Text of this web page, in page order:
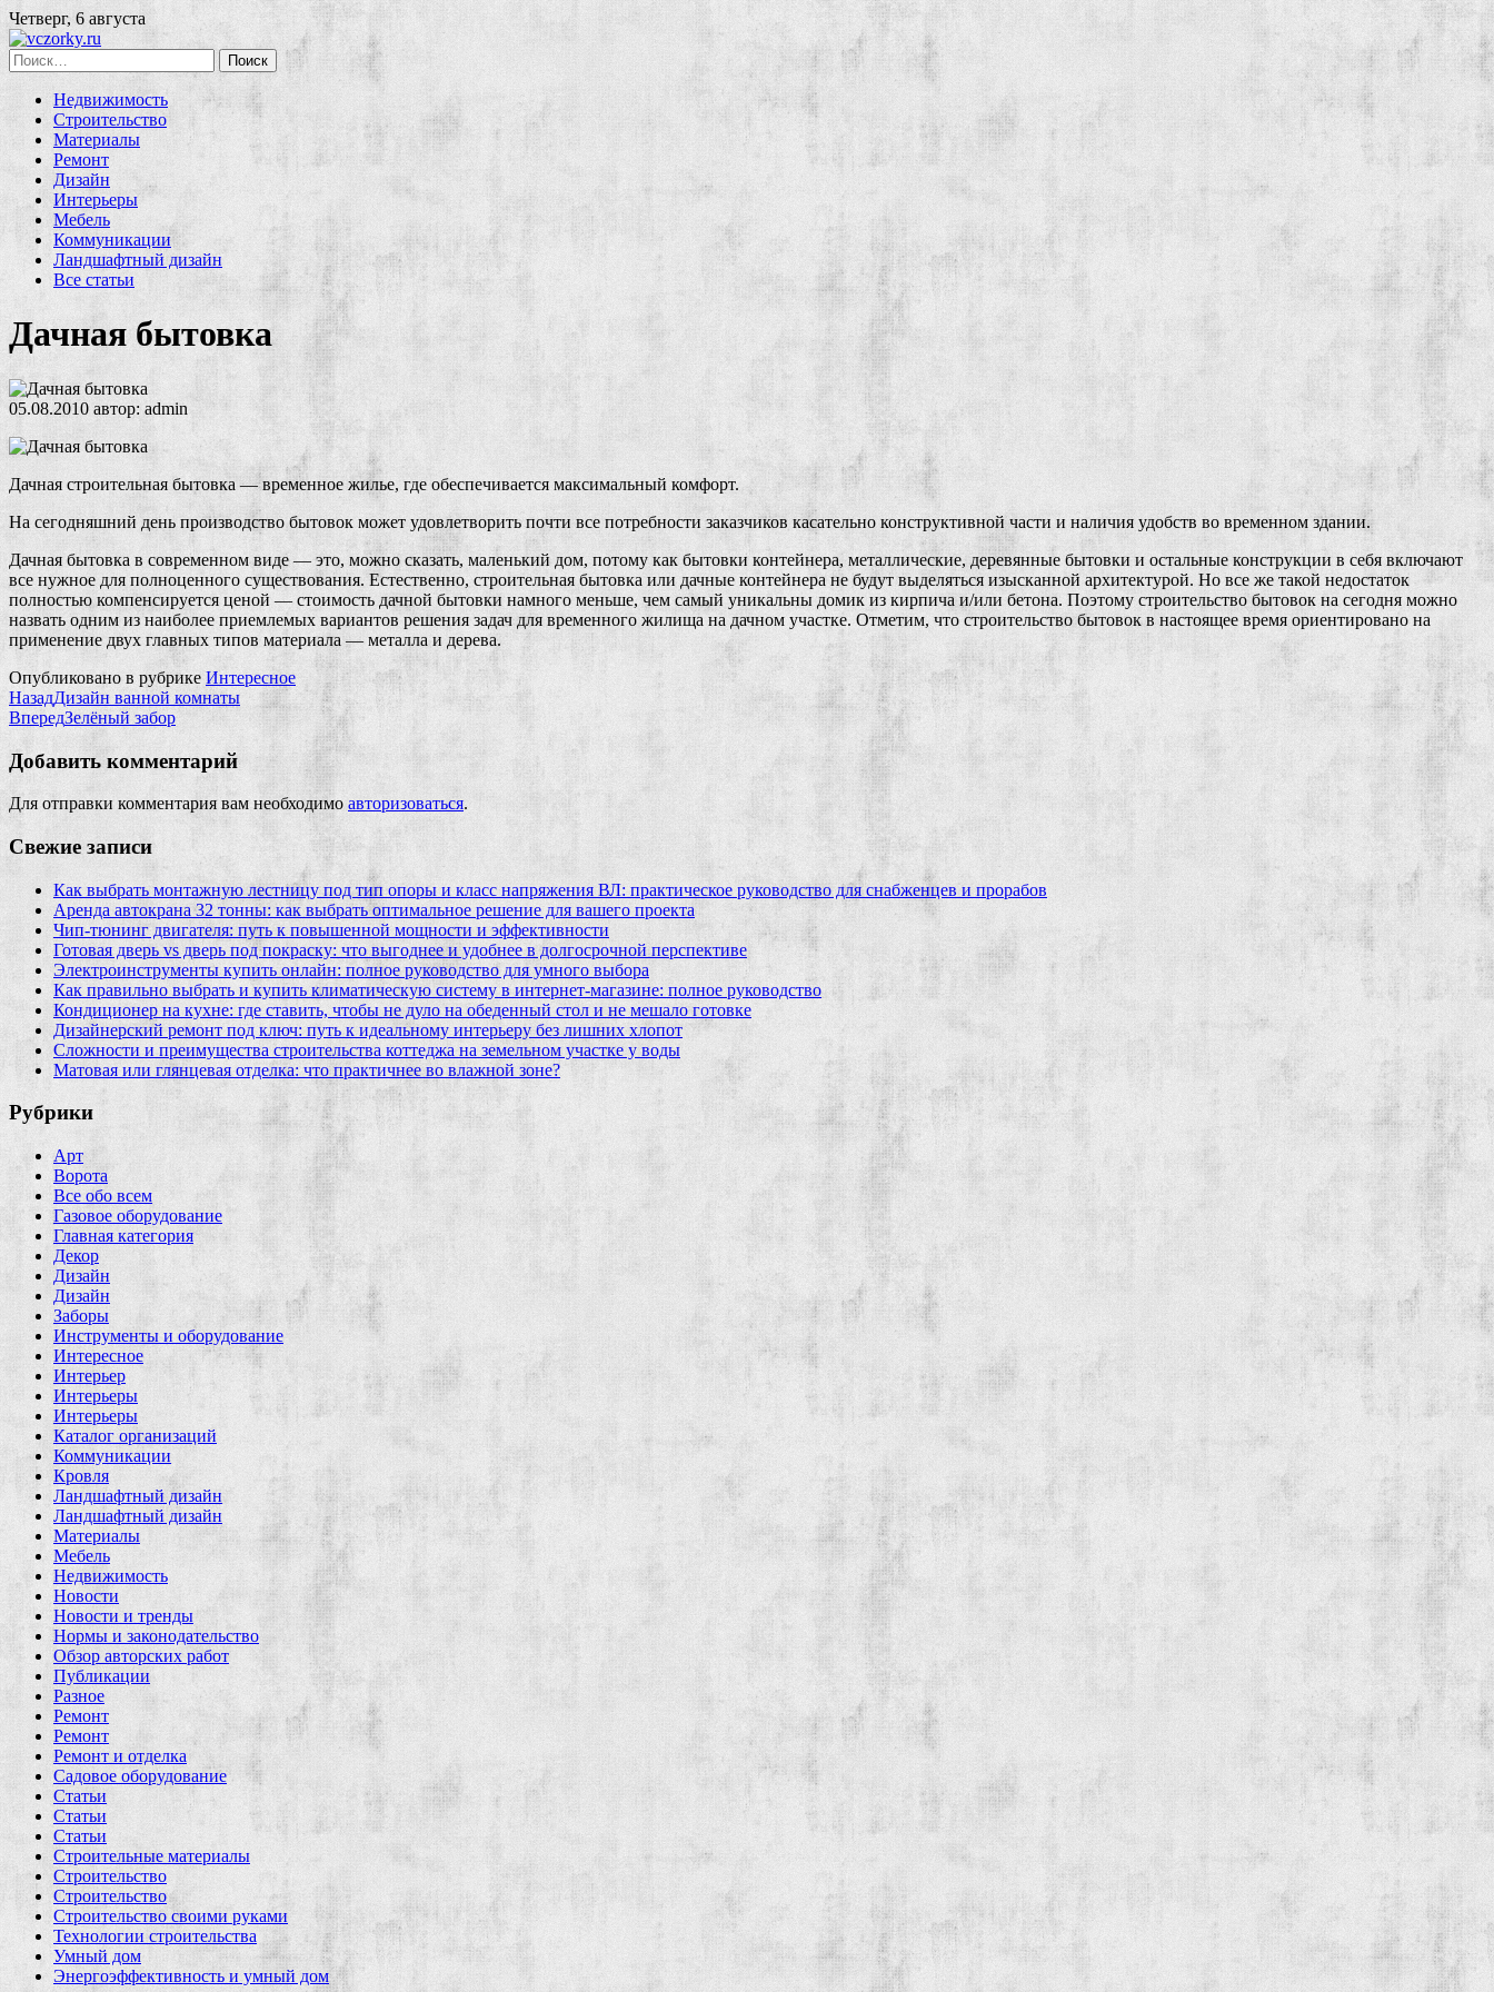
Четверг, 6 августа
Найти:
Недвижимость
Строительство
Материалы
Ремонт
Дизайн
Интерьеры
Мебель
Коммуникации
Ландшафтный дизайн
Все статьи
Дачная бытовка
05.08.2010 автор: admin
Дачная строительная бытовка — временное жилье, где обеспечивается максимальный комфорт.
На сегодняшний день производство бытовок может удовлетворить почти все потребности заказчиков касательно конструктивной части и наличия удобств во временном здании.
Дачная бытовка в современном виде — это, можно сказать, маленький дом, потому как бытовки контейнера, металлические, деревянные бытовки и остальные конструкции в себя включают
все нужное для полноценного существования.Естественно, строительная бытовка или дачные контейнера не будут выделяться изысканной архитектурой. Но все же такой недостаток
полностью компенсируется ценой — стоимость дачной бытовки намного меньше, чем самый уникальны домик из кирпича и/или бетона. Поэтому строительство бытовок на сегодня можно
назвать одним из наиболее приемлемых вариантов решения задач для временного жилища на дачном участке. Отметим, что строительство бытовок в настоящее время ориентировано на
применение двух главных типов материала — металла и дерева.
Опубликовано в рубрике Интересное
НазадДизайн ванной комнаты
ВпередЗелёный забор
Добавить комментарий
Для отправки комментария вам необходимо авторизоваться.
Свежие записи
Как выбрать монтажную лестницу под тип опоры и класс напряжения ВЛ: практическое руководство для снабженцев и прорабов
Аренда автокрана 32 тонны: как выбрать оптимальное решение для вашего проекта
Чип‑тюнинг двигателя: путь к повышенной мощности и эффективности
Готовая дверь vs дверь под покраску: что выгоднее и удобнее в долгосрочной перспективе
Электроинструменты купить онлайн: полное руководство для умного выбора
Как правильно выбрать и купить климатическую систему в интернет‑магазине: полное руководство
Кондиционер на кухне: где ставить, чтобы не дуло на обеденный стол и не мешало готовке
Дизайнерский ремонт под ключ: путь к идеальному интерьеру без лишних хлопот
Сложности и преимущества строительства коттеджа на земельном участке у воды
Матовая или глянцевая отделка: что практичнее во влажной зоне?
Рубрики
Арт
Ворота
Все обо всем
Газовое оборудование
Главная категория
Декор
Дизайн
Дизайн
Заборы
Инструменты и оборудование
Интересное
Интерьер
Интерьеры
Интерьеры
Каталог организаций
Коммуникации
Кровля
Ландшафтный дизайн
Ландшафтный дизайн
Материалы
Мебель
Недвижимость
Новости
Новости и тренды
Нормы и законодательство
Обзор авторских работ
Публикации
Разное
Ремонт
Ремонт
Ремонт и отделка
Садовое оборудование
Статьи
Статьи
Статьи
Строительные материалы
Строительство
Строительство
Строительство своими руками
Технологии строительства
Умный дом
Энергоэффективность и умный дом